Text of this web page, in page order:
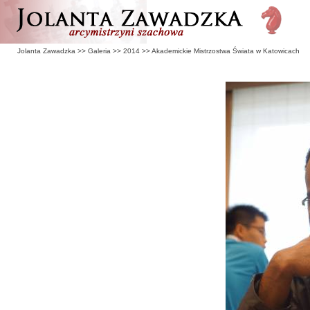
Jolanta Zawadzka >> Galeria >> 2014 >>Akademickie Mistrzostwa Świata w Katowicach